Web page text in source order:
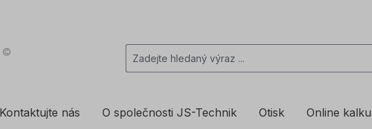
Kontaktujte nás O společnosti JS-Technik Otisk Online